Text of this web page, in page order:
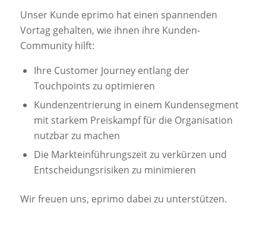
Unser Kunde eprimo hat einen spannenden
Vortag gehalten, wie ihnen ihre Kunden-
Community hilft:
Ihre Customer Journey entlang der
Touchpoints zu optimieren
Kundenzentrierung in einem Kundensegment
mit starkem Preiskampf für die Organisation
nutzbar zu machen
Die Markteinführungszeit zu verkürzen und
Entscheidungsrisiken zu minimieren
Wir freuen uns, eprimo dabei zu unterstützen.